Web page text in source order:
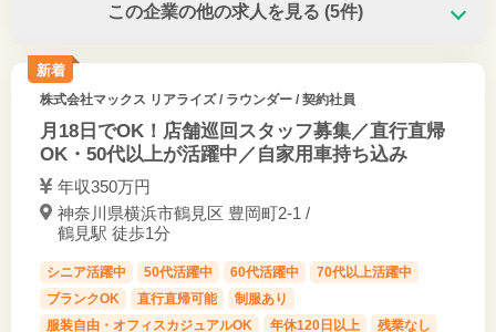
この企業の他の求人を見る (5件)
新着
株式会社マックス リアライズ/ ラウンダー / 契約社員
月18日でOK！店舗巡回スタッフ募集／直行直帰
OK・50代以上が活躍中／自家用車持ち込み
年収350万円
神奈川県横浜市鶴見区 豊岡町2-1 /
鶴見駅 徒歩1分
シニア活躍中 50代活躍中 60代活躍中
70代以上活躍中
ブランクOK
直行直帰可能
制服あり
服装自由・オフィスカジュアルOK
年休120日以上 残業なし